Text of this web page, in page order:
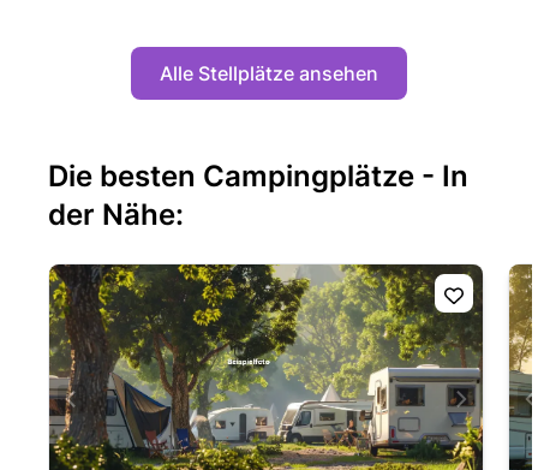
Alle Stellplätze ansehen
Die besten Campingplätze - In
der Nähe: